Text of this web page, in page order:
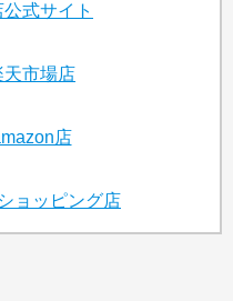
式サイト
天市場店
店
ョッピング店